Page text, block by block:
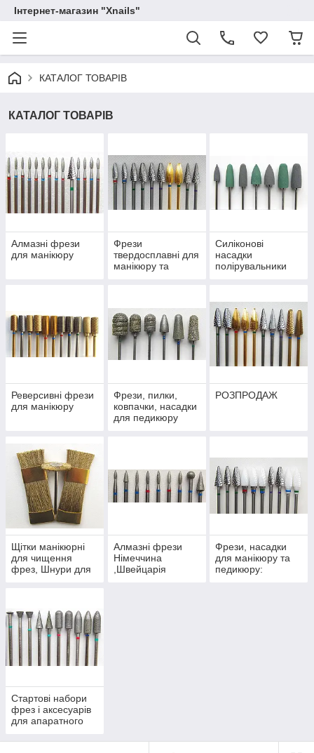
Інтернет-магазин "Xnails"
КАТАЛОГ ТОВАРІВ
КАТАЛОГ ТОВАРІВ
Алмазні фрези
для манікюру
Фрези
твердосплавні для
манікюру та
Силіконові
насадки
полірувальники
манікюру,
педикюру
Реверсивні фрези
для манікюру
Фрези, пилки,
ковпачки, насадки
для педикюру
РОЗПРОДАЖ
Щітки манікюрні
для чищення
фрез, Шнури для
Алмазні фрези
Німеччина
,Швейцарія
Фрези, насадки
для манікюру та
педикюру:
Стартові набори
фрез і аксесуарів
для апаратного
педикюру